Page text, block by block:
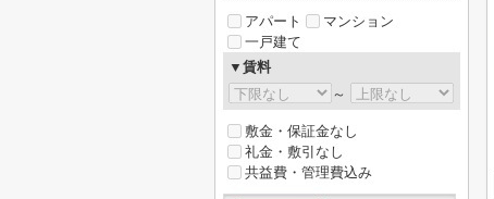
アパート
マンション
一戸建て
▼賃料
～
敷金・保証金なし
礼金・敷引なし
共益費・管理費込み